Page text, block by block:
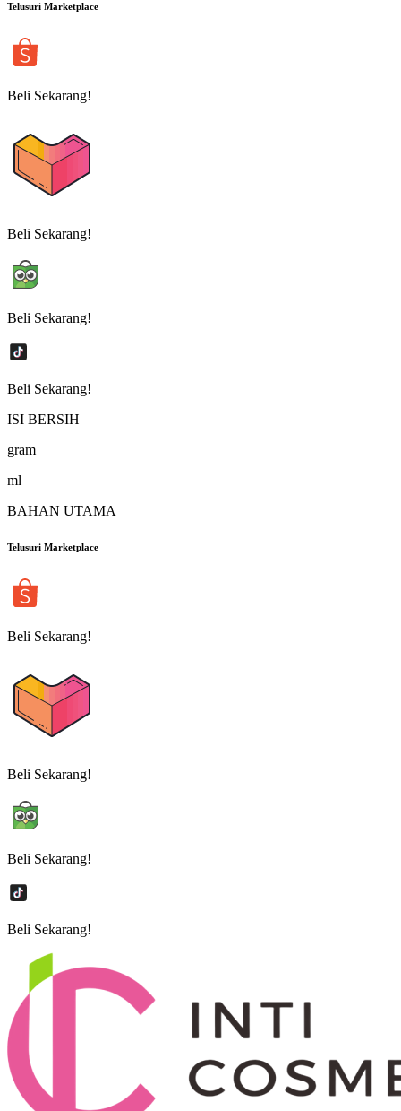
Telusuri Marketplace
Beli Sekarang!
Beli Sekarang!
Beli Sekarang!
Beli Sekarang!
ISI BERSIH
gram
ml
BAHAN UTAMA
Telusuri Marketplace
Beli Sekarang!
Beli Sekarang!
Beli Sekarang!
Beli Sekarang!